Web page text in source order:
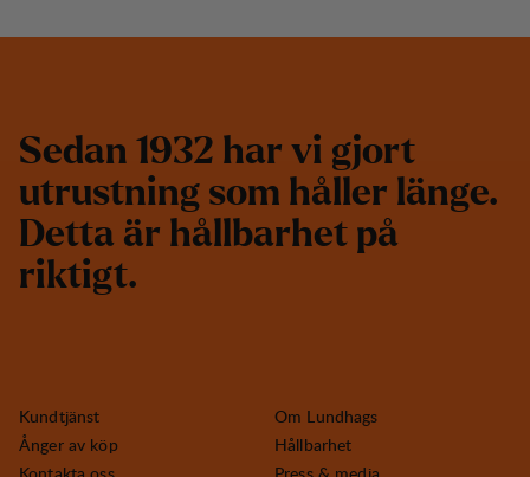
Sedan 1932 har vi gjort
utrustning som håller länge.
Detta är hållbarhet på
riktigt.
Kundtjänst
Ånger av köp
Om Lundhags
Hållbarhet